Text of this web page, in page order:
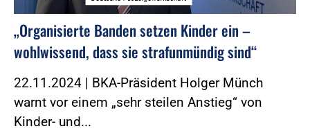
„Organisierte Banden setzen Kinder ein –
wohlwissend, dass sie strafunmündig sind“
22.11.2024 | BKA-Präsident Holger Münch
warnt vor einem „sehr steilen Anstieg“ von
Kinder- und...